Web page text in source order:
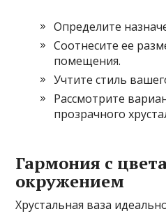
Определите
Соотнесите ее
помещения.
Учтите стиль
Рассмотрите
прозрачного
Гармония с
окружением
Хрустальная ваза